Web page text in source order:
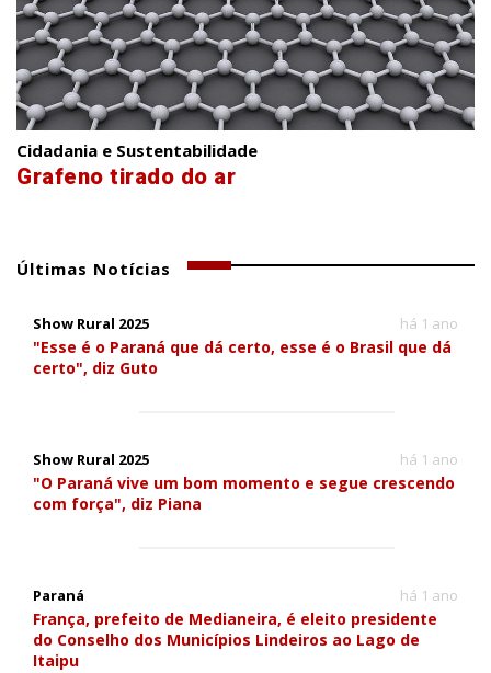
Cidadania e Sustentabilidade
Grafeno tirado do ar
Últimas Notícias
Show Rural 2025 há 1 ano
"Esse é o Paraná que dá certo, esse é o Brasil que dá
certo", diz Guto
Show Rural 2025 há 1 ano
"O Paraná vive um bom momento e segue crescendo
com força", diz Piana
Paraná há 1 ano
França, prefeito de Medianeira, é eleito presidente
do Conselho dos Municípios Lindeiros ao Lago de
Itaipu